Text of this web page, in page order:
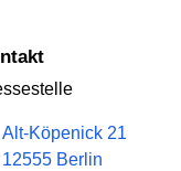
Alt-Köpenick 21
12555 Berlin